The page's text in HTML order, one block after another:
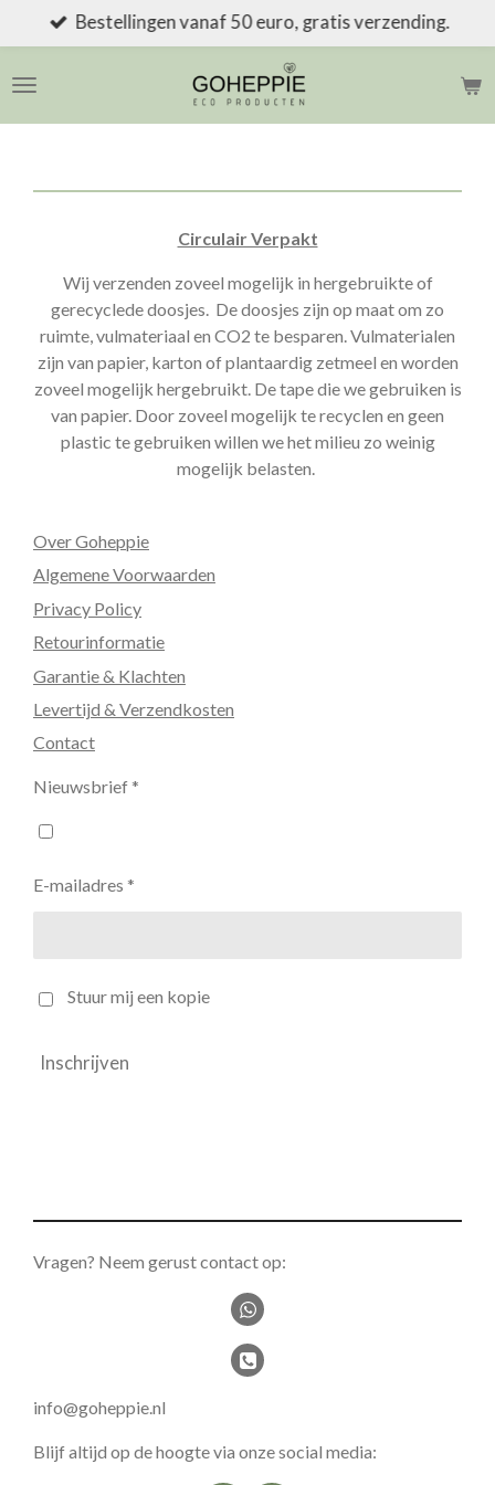
direct
naar
Bestellingen vanaf 50 euro, gratis verzending.
Circulair Verpakt
Wij verzenden zoveel mogelijk in hergebruikte of
gerecyclede doosjes. De doosjes zijn op maat om zo
ruimte, vulmateriaal en CO2 te besparen. Vulmaterialen
zijn van papier, karton of plantaardig zetmeel en worden
zoveel mogelijk hergebruikt. De tape die we gebruiken is
van papier. Door zoveel mogelijk te recyclen en geen
plastic te gebruiken willen we het milieu zo weinig
mogelijk belasten.
Over Goheppie
Algemene Voorwaarden
Privacy Policy
Retourinformatie
Garantie & Klachten
Levertijd & Verzendkosten
Contact
Nieuwsbrief *
E-mailadres *
Stuur mij een kopie
Inschrijven
Vragen? Neem gerust contact op:
info@goheppie.nl
Blijf altijd op de hoogte via onze social media: